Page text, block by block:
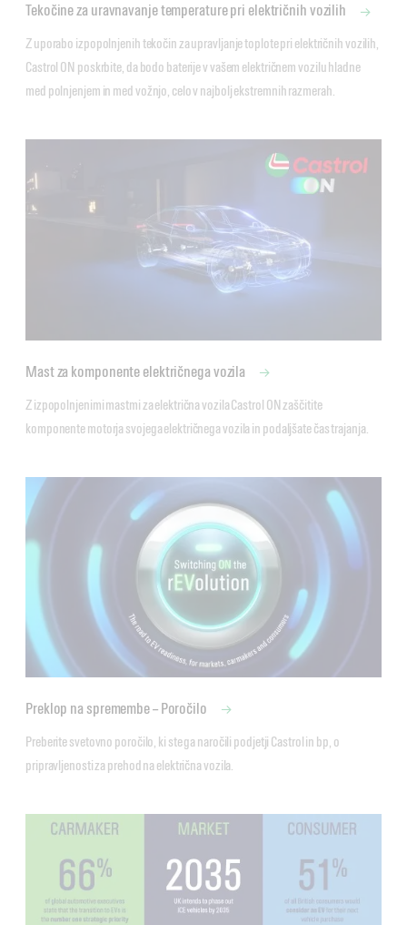
Tekočine za uravnavanje temperature pri električnih vozilih
Z uporabo izpopolnjenih tekočin za upravljanje toplote pri električnih vozilih,
Castrol ON poskrbite, da bodo baterije v vašem električnem vozilu hladne
med polnjenjem in med vožnjo, celo v najbolj ekstremnih razmerah.
Mast za komponente električnega vozila
Z izpopolnjenimi mastmi za električna vozila Castrol ON zaščitite
komponente motorja svojega električnega vozila in podaljšate čas trajanja.
Preklop na spremembe – Poročilo
Preberite svetovno poročilo, ki ste ga naročili podjetji Castrol in bp, o
pripravljenosti za prehod na električna vozila.